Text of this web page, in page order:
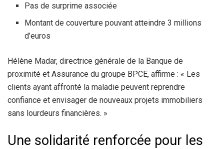
Pas de surprime associée
Montant de couverture pouvant atteindre 3 millions
d’euros
Hélène Madar, directrice générale de la Banque de
proximité et Assurance du groupe BPCE, affirme : « Les
clients ayant affronté la maladie peuvent reprendre
confiance et envisager de nouveaux projets immobiliers
sans lourdeurs financières. »
Une solidarité renforcée pour les